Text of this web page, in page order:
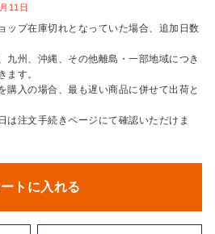
11日
ップ在庫切れとなっていた場合、追加日数
州、沖縄、その他離島・一部地域につき
ます。
入の場合、最も遅い商品に併せて出荷と
注文手続きページにて確認いただけま
トに入れる